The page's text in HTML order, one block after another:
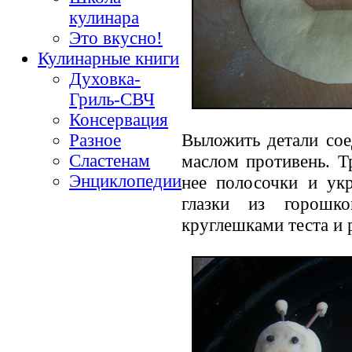
кулинара
Это вкусно!
Кулинарные книги
Духовка-
Гриль-СВЧ
Консервация
Разное
Сластенам
Энциклопедии
Выложить детали
маслом противень.
нее полосочки и
глазки из
круглешками теста и